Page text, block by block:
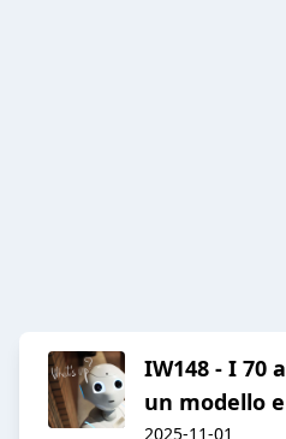
IW148 - I 70
un modello
2025-11-01